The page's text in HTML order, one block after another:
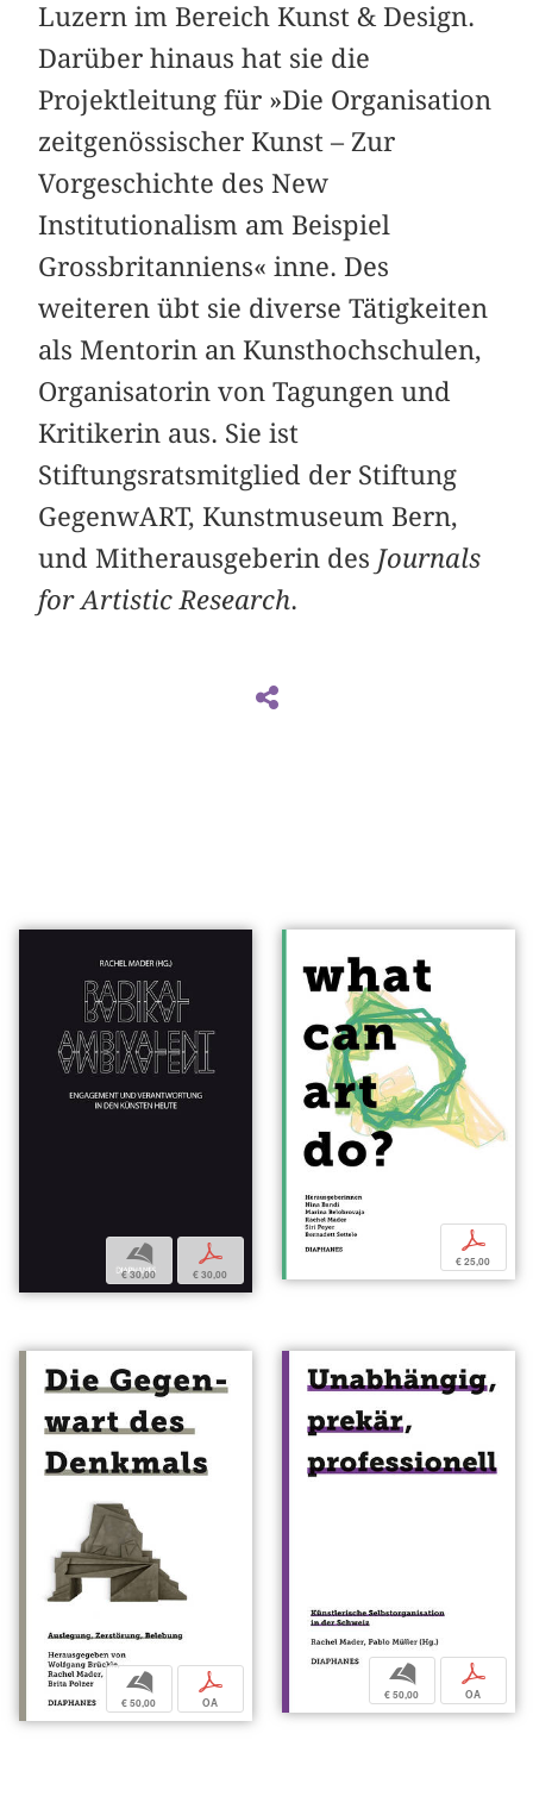
Luzern im Bereich Kunst & Design.
Darüber hinaus hat sie die
Projektleitung für »Die Organisation
zeitgenössischer Kunst – Zur
Vorgeschichte des New
Institutionalism am Beispiel
Grossbritanniens« inne. Des
weiteren übt sie diverse Tätigkeiten
als Mentorin an Kunsthochschulen,
Organisatorin von Tagungen und
Kritikerin aus. Sie ist
Stiftungsratsmitglied der Stiftung
GegenwART, Kunstmuseum Bern,
und Mitherausgeberin des Journals
for Artistic Research.
b
€ 30,00
p
€ 30,00
p
€ 25,00
b
€ 50,00
p
OA
b
€ 50,00
p
OA